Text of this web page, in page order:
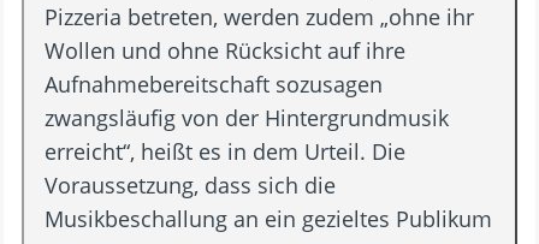
Pizzeria betreten, werden zudem „ohne ihr
Wollen und ohne Rücksicht auf ihre
Aufnahmebereitschaft sozusagen
zwangsläufig von der Hintergrundmusik
erreicht“, heißt es in dem Urteil. Die
Voraussetzung, dass sich die
Musikbeschallung an ein gezieltes Publikum